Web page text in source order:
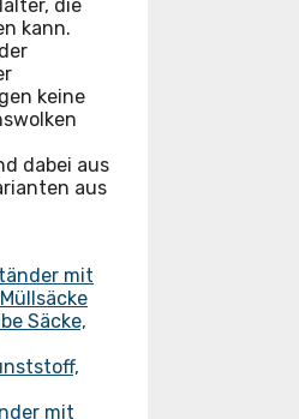
die
kann.
keine
dabei aus
aus
mit